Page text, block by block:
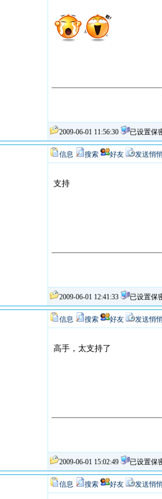
2009-06-01 11:56:30 已设置保
信息 搜索 好友 发送悄
支持
2009-06-01 12:41:33 已设置保
信息 搜索 好友 发送悄
高手，太支持了
2009-06-01 15:02:49 已设置保
信息 搜索 好友 发送悄